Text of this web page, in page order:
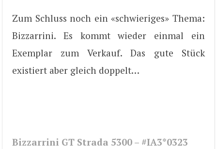
Zum Schluss noch ein «schwieriges» Thema:
Bizzarrini. Es kommt wieder einmal ein
Exemplar zum Verkauf. Das gute Stück
existiert aber gleich doppelt…
Bizzarrini GT Strada 5300 – #IA3*0323